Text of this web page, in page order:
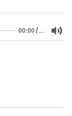
00:00/…